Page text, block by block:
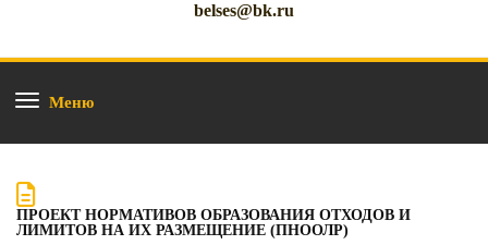
belses@bk.ru
Меню
ПРОЕКТ НОРМАТИВОВ ОБРАЗОВАНИЯ ОТХОДОВ И
ЛИМИТОВ НА ИХ РАЗМЕЩЕНИЕ (ПНООЛР)